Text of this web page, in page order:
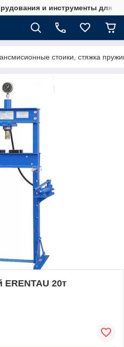
и инструменты для
стоики, стяжка
ERENTAU 20т